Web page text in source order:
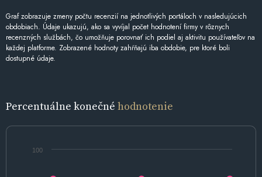
Graf zobrazuje zmeny počtu recenzií na jednotlivých portáloch v nasledujúcich
obdobiach. Údaje ukazujú, ako sa vyvíjal počet hodnotení firmy v rôznych
recenzných službách, čo umožňuje porovnať ich podiel aj aktivitu používateľov na
každej platforme. Zobrazené hodnoty zahŕňajú iba obdobie, pre ktoré boli
dostupné údaje.
Percentuálne konečné hodnotenie
100